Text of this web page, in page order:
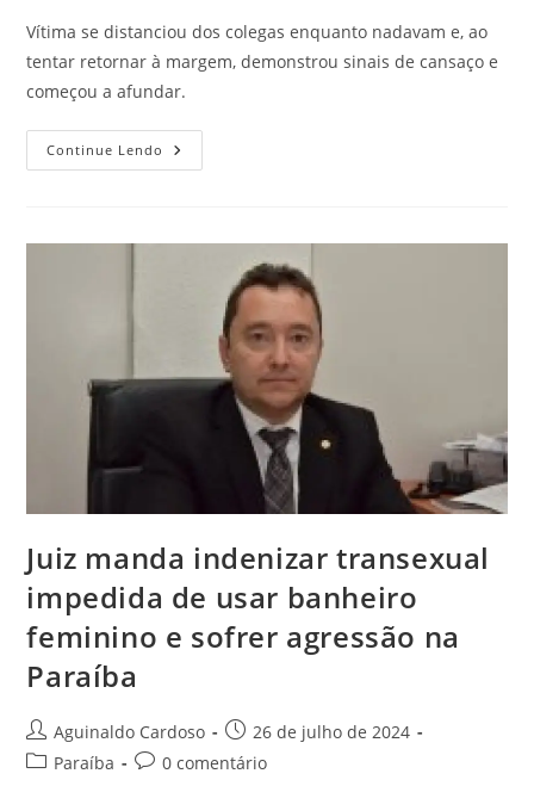
Vítima se distanciou dos colegas enquanto nadavam e, ao
tentar retornar à margem, demonstrou sinais de cansaço e
começou a afundar.
Continue Lendo
Juiz manda indenizar transexual
impedida de usar banheiro
feminino e sofrer agressão na
Paraíba
Aguinaldo Cardoso
26 de julho de 2024
Paraíba
0 comentário